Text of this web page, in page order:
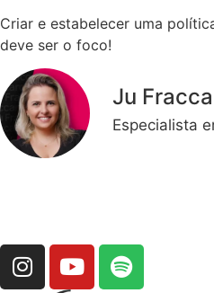
Criar e estabelecer uma
deve ser o foco!
Ju
Especialista